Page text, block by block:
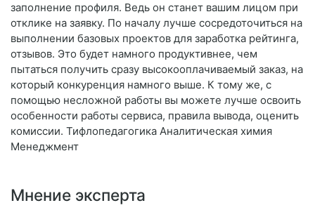
заполнение профиля. Ведь он станет вашим лицом при
отклике на заявку. По началу лучше сосредоточиться на
выполнении базовых проектов для заработка рейтинга,
отзывов. Это будет намного продуктивнее, чем
пытаться получить сразу высокооплачиваемый заказ, на
который конкуренция намного выше. К тому же, с
помощью несложной работы вы можете лучше освоить
особенности работы сервиса, правила вывода, оценить
комиссии. Тифлопедагогика Аналитическая химия
Менеджмент
Мнение эксперта